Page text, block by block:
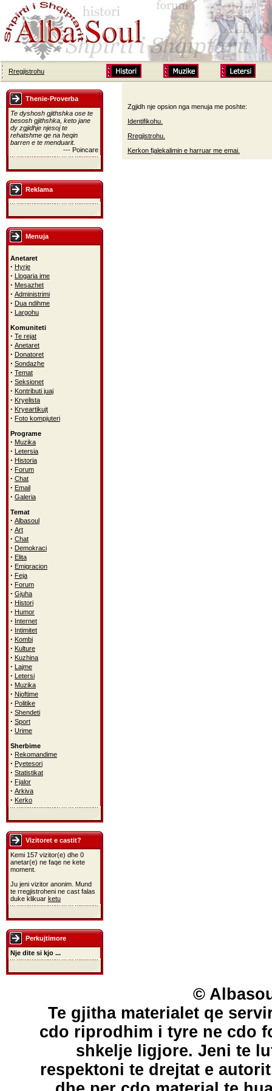
Rregjistrohu
Thenie-Proverba
Te dyshosh gjithshka ose te
besosh gjithshka, keto jane
dy zgjidhje njesoj te
rehatshme qe na heqin
barren e te menduarit.
--- Poincare
Reklama
Menuja
Anetaret
· Hyrje
· Llogaria ime
· Mesazhet
· Administrimi
· Dua ndihme
· Largohu
Komuniteti
· Te rejat
· Anetaret
· Donatoret
· Sondazhe
· Temat
· Seksionet
· Kontributi juaj
· Kryelista
· Kryeartikujt
· Foto kompjuteri
Programe
· Muzika
· Letersia
· Historia
· Forum
· Chat
· Email
· Galeria
Temat
· Albasoul
· Art
· Chat
· Demokraci
· Elita
· Emigracion
· Feja
· Forum
· Gjuha
· Histori
· Humor
· Internet
· Intimitet
· Kombi
· Kulture
· Kuzhina
· Lajme
· Letersi
· Muzika
· Njoftime
· Politike
· Shendeti
· Sport
· Urime
Sherbime
· Rekomandime
· Pyetesori
· Statistikat
· Fjalor
· Arkiva
· Kerko
Vizitoret e castit?
Kemi 157 vizitor(e) dhe 0
anetar(e) ne faqe ne kete
moment.
Ju jeni vizitor anonim. Mund
te rregjistroheni ne cast falas
duke klikuar ketu
Perkujtimore
Nje dite si kjo ...
Zgjidh nje opsion nga menuja me poshte:
Identifikohu.
Rregjistrohu.
Kerkon fjalekalimin e harruar me emai.
©
Te gjitha materialet qe
cdo riprodhim i tyre ne cdo
shkelje ligjore. Jeni te
respektoni te drejtat e